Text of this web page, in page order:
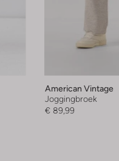
American Vintage
Joggingbroek
€ 89,99